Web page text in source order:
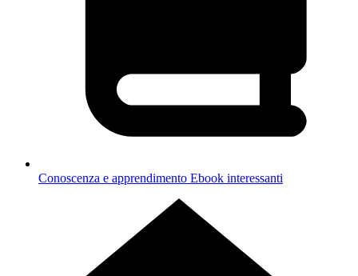
Conoscenza e apprendimento Ebook interessanti